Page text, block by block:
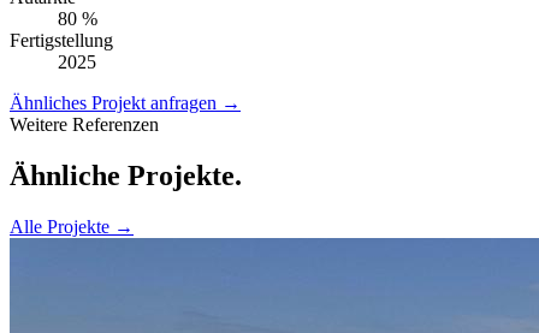
80 %
Fertigstellung
2025
Ähnliches Projekt anfragen →
Weitere Referenzen
Ähnliche Projekte.
Alle Projekte →